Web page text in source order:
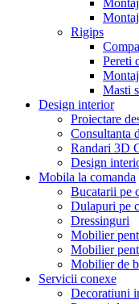
Rigips
Pereti
Masti
Design interior
Proiectare
Consultanta
Randari 3D
Design
Mobila la comanda
Bucatarii pe
Dulapuri pe
Dressinguri
Mobilier
Mobilier
Mobilier de
Servicii conexe
Decoratiuni